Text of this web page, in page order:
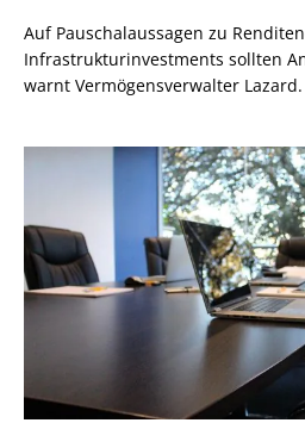
Auf Pauschalaussagen zu
Infrastrukturinvestments sollten
warnt Vermögensverwalter